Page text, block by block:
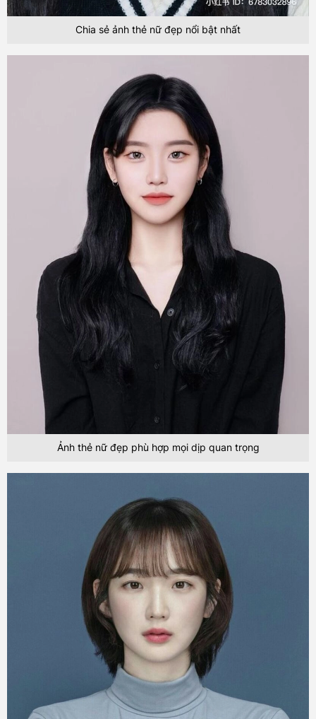
Chia sẻ ảnh thẻ nữ đẹp nổi bật nhất
Ảnh thẻ nữ đẹp phù hợp mọi dịp quan trọng